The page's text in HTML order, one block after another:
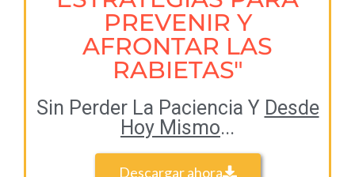
PREVENIR Y
AFRONTAR LAS
RABIETAS"
Sin Perder La Paciencia Y Desde
Hoy Mismo...
Descargar ahora